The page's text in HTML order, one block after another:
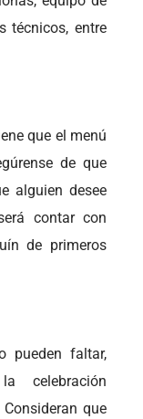
técnicos, entre
que el menú
de que
alguien desee
contar con
de primeros
pueden faltar,
celebración
que